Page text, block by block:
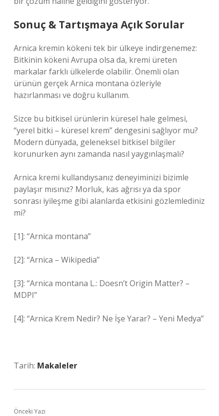
Sonuç & Tartışmaya Açık Sorular
Arnica kremin kökeni tek bir ülkeye indirgenemez:
Bitkinin kökeni Avrupa olsa da, kremi üreten
markalar farklı ülkelerde olabilir. Önemli olan
ürünün gerçek Arnica montana özleriyle
hazırlanması ve doğru kullanım.
Sizce bu bitkisel ürünlerin küresel hale gelmesi,
“yerel bitki – küresel krem” dengesini sağlıyor mu?
Modern dünyada, geleneksel bitkisel bilgiler
korunurken aynı zamanda nasıl yaygınlaşmalı?
Arnica kremi kullandıysanız deneyiminizi bizimle
paylaşır mısınız? Morluk, kas ağrısı ya da spor
sonrası iyileşme gibi alanlarda etkisini gözlemlediniz
mi?
[1]: “Arnica montana”
[2]: “Arnica – Wikipedia”
[3]: “Arnica montana L.: Doesn’t Origin Matter? –
MDPI”
[4]: “Arnica Krem Nedir? Ne İşe Yarar? – Yeni Medya”
Tarih: Makaleler
Önceki Yazı